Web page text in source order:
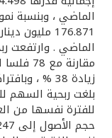
اتصل بنا
مواقع الفروع
ألمانيا
زيادة 38 %